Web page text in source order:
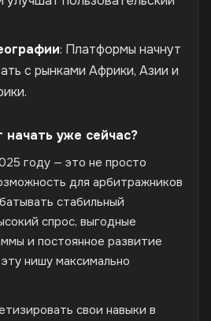
: Платформы начнут
с рынками Африки, Азии и
начать уже сейчас?
году — это не просто
для арбитражников
стабильный
спрос, выгодные
и постоянное развитие
нишу максимально
свои навыки в